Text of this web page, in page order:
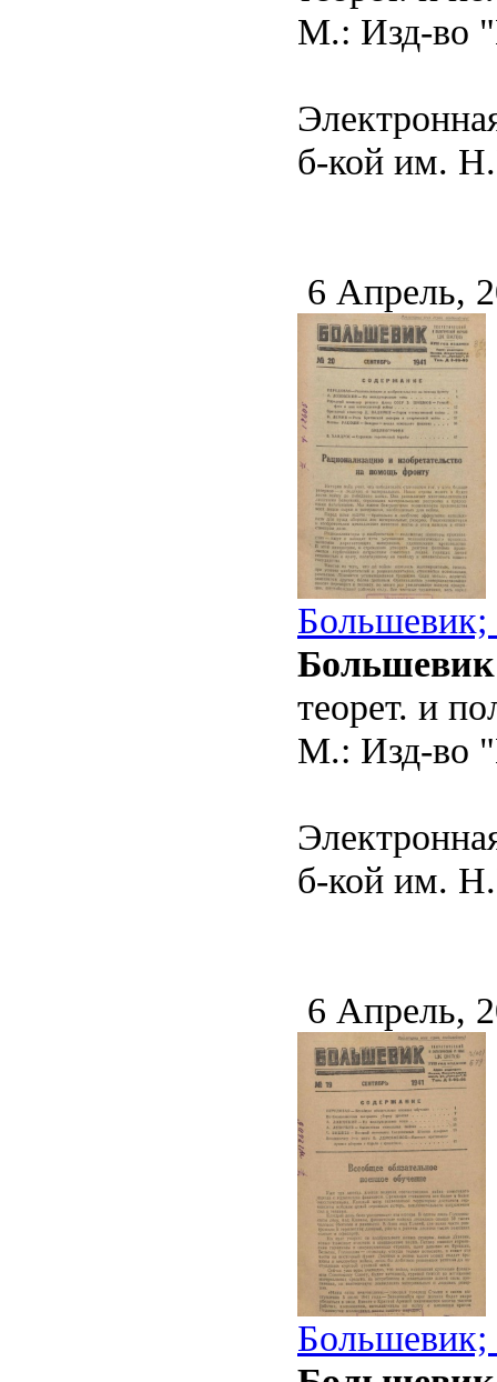
М.: Изд-во
б-кой им.
6 Апрель,
Большевик
теорет. и
М.: Изд-во
б-кой им.
6 Апрель,